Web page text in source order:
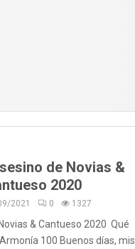
de Novias &
2020
2021 0 1327
& Cantueso 2020 Qué
100 Buenos días, mis